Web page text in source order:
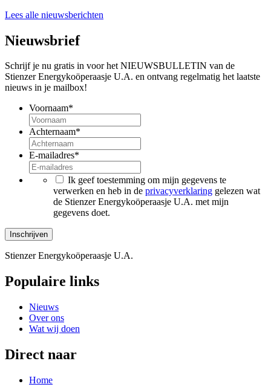
Lees alle nieuwsberichten
Nieuwsbrief
Schrijf je nu gratis in voor het NIEUWSBULLETIN van de
Stienzer Energykoöperaasje U.A. en ontvang regelmatig het laatste
nieuws in je mailbox!
Voornaam*
Achternaam*
E-mailadres*
Ik geef toestemming om mijn gegevens te
verwerken en heb in de privacyverklaring gelezen wat
de Stienzer Energykoöperaasje U.A. met mijn
gegevens doet.
Stienzer Energykoöperaasje U.A.
Populaire links
Nieuws
Over ons
Wat wij doen
Direct naar
Home